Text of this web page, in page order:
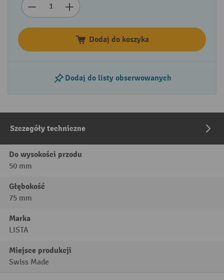
Dodaj do koszyka
Dodaj do listy obserwowanych
Szczegóły techniczne
Do wysokości przodu
50 mm
Głębokość
75 mm
Marka
LISTA
Miejsce produkcji
Swiss Made